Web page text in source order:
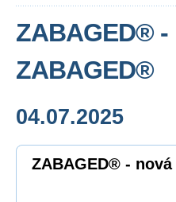
ZABAGED®
ZABAGED®
04.07.2025
ZABAGED® -